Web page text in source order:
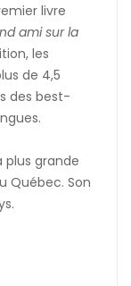
livre
ami sur la
les
de 4,5
des best-
plus grande
Québec. Son